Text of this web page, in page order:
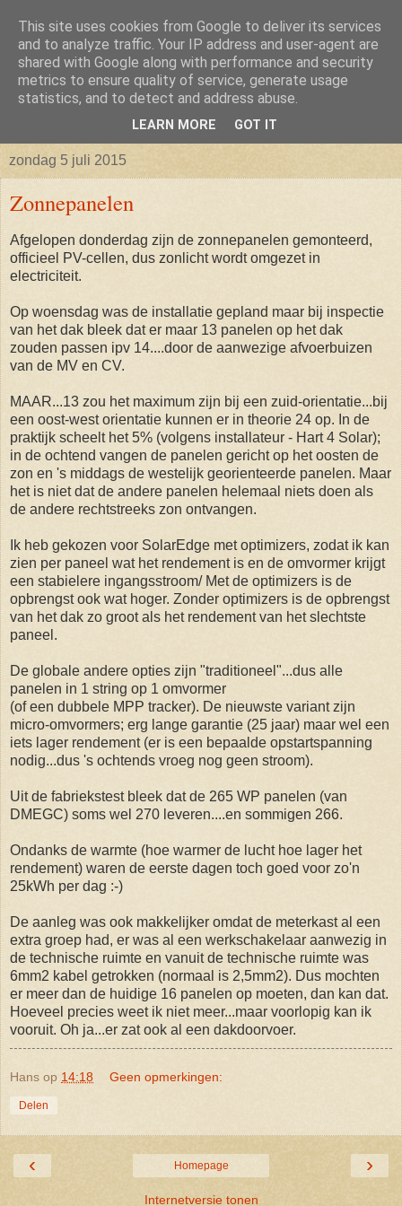
Isabellaland -> Biancaland
De belevenissen omtrent het verkrijgen van een bouwkavel
zondag 5 juli 2015
Zonnepanelen
Afgelopen donderdag zijn de zonnepanelen gemonteerd,
officieel PV-cellen, dus zonlicht wordt omgezet in
electriciteit.
Op woensdag was de installatie gepland maar bij inspectie
van het dak bleek dat er maar 13 panelen op het dak
zouden passen ipv 14....door de aanwezige afvoerbuizen
van de MV en CV.
MAAR...13 zou het maximum zijn bij een zuid-orientatie...bij
een oost-west orientatie kunnen er in theorie 24 op. In de
praktijk scheelt het 5% (volgens installateur - Hart 4 Solar);
in de ochtend vangen de panelen gericht op het oosten de
zon en 's middags de westelijk georienteerde panelen. Maar
het is niet dat de andere panelen helemaal niets doen als
de andere rechtstreeks zon ontvangen.
Ik heb gekozen voor SolarEdge met optimizers, zodat ik kan
zien per paneel wat het rendement is en de omvormer krijgt
een stabielere ingangsstroom/ Met de optimizers is de
opbrengst ook wat hoger. Zonder optimizers is de opbrengst
van het dak zo groot als het rendement van het slechtste
paneel.
De globale andere opties zijn "traditioneel"...dus alle
panelen in 1 string op 1 omvormer
(of een dubbele MPP tracker). De nieuwste variant zijn
micro-omvormers; erg lange garantie (25 jaar) maar wel een
iets lager rendement (er is een bepaalde opstartspanning
nodig...dus 's ochtends vroeg nog geen stroom).
Uit de fabriekstest bleek dat de 265 WP panelen (van
DMEGC) soms wel 270 leveren....en sommigen 266.
Ondanks de warmte (hoe warmer de lucht hoe lager het
rendement) waren de eerste dagen toch goed voor zo'n
25kWh per dag :-)
De aanleg was ook makkelijker omdat de meterkast al een
extra groep had, er was al een werkschakelaar aanwezig in
de technische ruimte en vanuit de technische ruimte was
6mm2 kabel getrokken (normaal is 2,5mm2). Dus mochten
er meer dan de huidige 16 panelen op moeten, dan kan dat.
Hoeveel precies weet ik niet meer...maar voorlopig kan ik
vooruit. Oh ja...er zat ook al een dakdoorvoer.
Hans op 14:18 Geen opmerkingen:
Delen
‹ ›
Homepage
Internetversie tonen
This site uses cookies from Google to deliver its services
and to analyze traffic. Your IP address and user-agent are
shared with Google along with performance and security
metrics to ensure quality of service, generate usage
statistics, and to detect and address abuse.
LEARN MORE GOT IT